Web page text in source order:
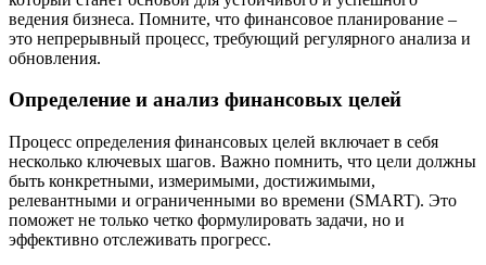
ведения бизнеса. Помните, что финансовое планирование –
это непрерывный процесс, требующий регулярного анализа и
обновления.
Определение и анализ финансовых целей
Процесс определения финансовых целей включает в себя
несколько ключевых шагов. Важно помнить, что цели должны
быть конкретными, измеримыми, достижимыми,
релевантными и ограниченными во времени (SMART). Это
поможет не только четко формулировать задачи, но и
эффективно отслеживать прогресс.